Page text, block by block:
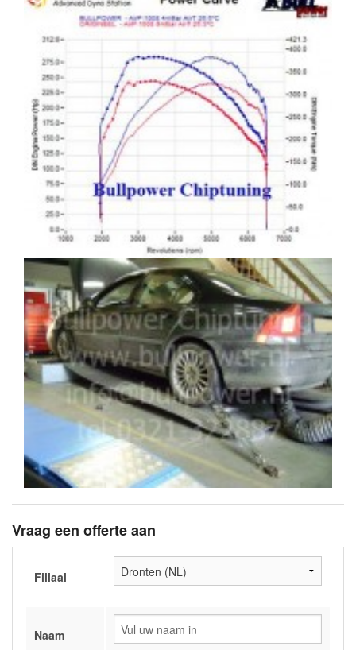
Vraag een offerte aan
Filiaal
Naam